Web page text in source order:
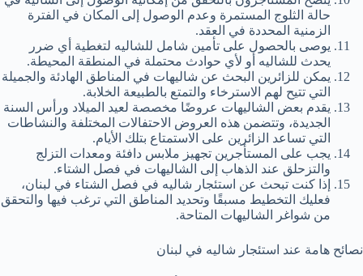
حالة الثلوج المستمرة وعدم الوصول إلى المكان في الفترة
الزمنية المحددة في العقد.
يوصى بالحصول على تأمين شامل للشاليه لتغطية أي ضرر
يحدث للشاليه أو لأي حوادث محتملة في المنطقة المحيطة.
يمكن للزائرين البحث عن شاليهات في المناطق الهادئة والجميلة
التي تتيح لهم الاسترخاء والتمتع بالطبيعة الخلابة.
يقدم بعض الشاليهات عروضًا مخصصة لعيد الميلاد ورأس السنة
الجديدة، وتتضمن هذه العروض الاحتفالات المختلفة والنشاطات
التي تساعد الزائرين على الاستمتاع بتلك الأيام.
يجب على المستأجرين تجهيز ملابس دافئة ومعدات التزلج
والتزحلق عند الذهاب إلى الشاليهات في فصل الشتاء.
إذا كنت تبحث عن استئجار شاليه في فصل الشتاء في لبنان،
فعليك التخطيط مسبقًا وتحديد المناطق التي ترغب فيها والتحقق
من شواغر الشاليهات المتاحة.
نصائح هامة عند استئجار شاليه في لبنان